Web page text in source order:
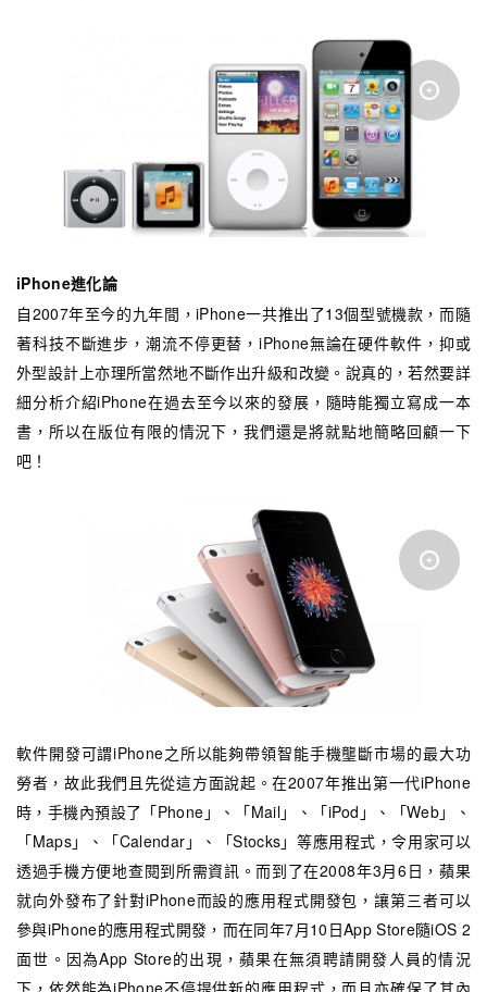
iPhone進化論
自2007年至今的九年間，iPhone一共推出了13個型號機款，而隨
著科技不斷進步，潮流不停更替，iPhone無論在硬件軟件，抑或
外型設計上亦理所當然地不斷作出升級和改變。說真的，若然要詳
細分析介紹iPhone在過去至今以來的發展，隨時能獨立寫成一本
書，所以在版位有限的情況下，我們還是將就點地簡略回顧一下
吧！
軟件開發可謂iPhone之所以能夠帶領智能手機壟斷市場的最大功
勞者，故此我們且先從這方面說起。在2007年推出第一代iPhone
時，手機內預設了「Phone」、「Mail」、「iPod」、「Web」、
「Maps」、「Calendar」、「Stocks」等應用程式，令用家可以
透過手機方便地查閱到所需資訊。而到了在2008年3月6日，蘋果
就向外發布了針對iPhone而設的應用程式開發包，讓第三者可以
參與iPhone的應用程式開發，而在同年7月10日App Store隨iOS 2
面世。因為App Store的出現，蘋果在無須聘請開發人員的情況